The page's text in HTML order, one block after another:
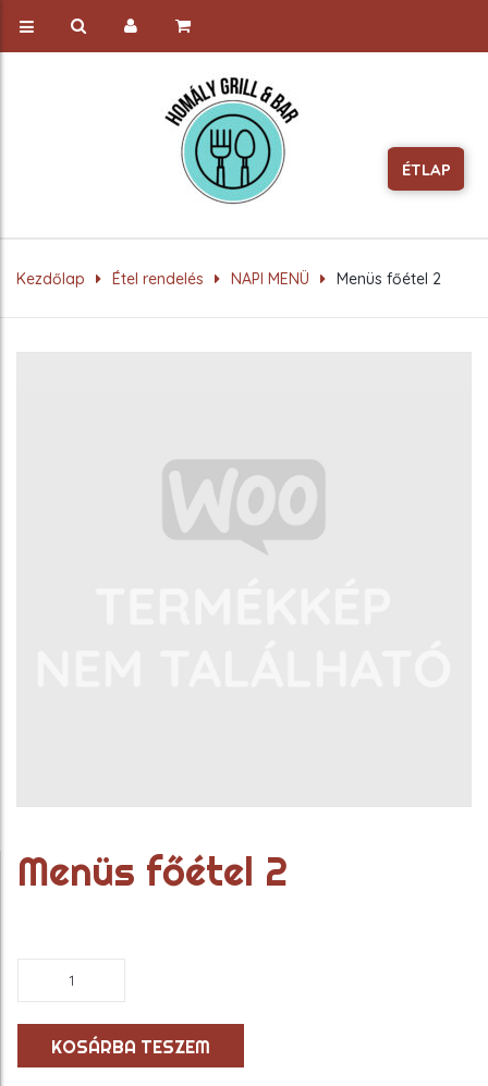
Kezdőlap Étel rendelés NAPI MENÜ Menüs főétel 2
Menüs főétel 2
mennyiség
KOSÁRBA TESZEM
ÉTLAP